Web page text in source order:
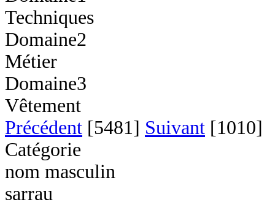
Techniques
Domaine2
Métier
Domaine3
Vêtement
Précédent [5481] Suivant [1010]
Catégorie
nom masculin
sarrau